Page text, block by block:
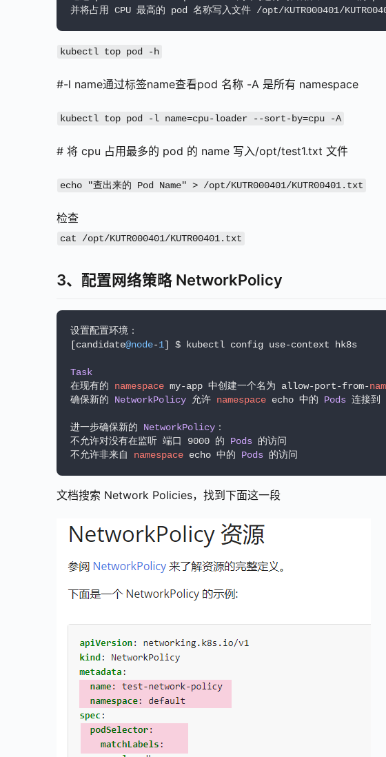
并将占用 CPU 最高的 pod 名称写入文件 /opt/KUTR000401/
kubectl top pod -h
#-l name通过标签name查看pod 名称 -A 是所有 namespace
kubectl top pod -l name=cpu-loader --sort-by=cpu -A
# 将 cpu 占用最多的 pod 的 name 写入/opt/test1.txt 文件
echo "查出来的 Pod Name" > /opt/KUTR000401/KUTR00401.txt
检查
cat /opt/KUTR000401/KUTR00401.txt
3、配置网络策略 NetworkPolicy
设置配置环境：
[candidate@node-1] $ kubectl config use-context hk8s
Task
在现有的 namespace my-app 中创建一个名为 allow-port-from-
确保新的 NetworkPolicy 允许 namespace echo 中的 Pods 连接到
进一步确保新的 NetworkPolicy ：
不允许对没有在监听 端口 9000 的 Pods 的访问
不允许非来自 namespace echo 中的 Pods 的访问
文档搜索 Network Policies，找到下面这一段